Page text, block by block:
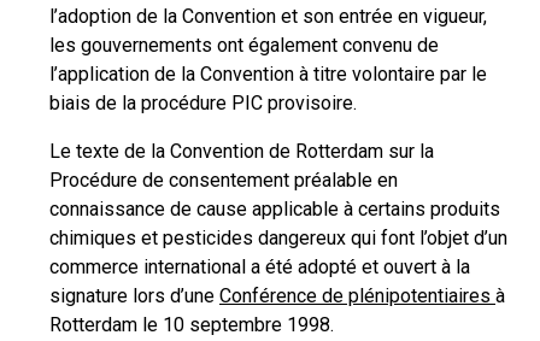
l’adoption de la Convention et son entrée en vigueur,
les gouvernements ont également convenu de
l’application de la Convention à titre volontaire par le
biais de la procédure PIC provisoire.
Le texte de la Convention de Rotterdam sur la
Procédure de consentement préalable en
connaissance de cause applicable à certains produits
chimiques et pesticides dangereux qui font l’objet d’un
commerce international a été adopté et ouvert à la
signature lors d’une Conférence de plénipotentiaires à
Rotterdam le 10 septembre 1998.